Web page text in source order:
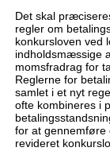
Det skal
regler om
konkursloven ved
indholdsmæssige
momsfradrag for
Reglerne for
samlet i et nyt
ofte kombineres i
for at gennemføre
revideret